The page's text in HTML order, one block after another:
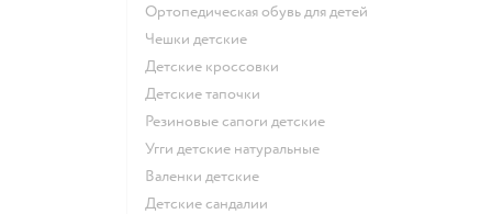
Ортопедическая обувь для детей
Чешки детские
Детские кроссовки
Детские тапочки
Резиновые сапоги детские
Угги детские натуральные
Валенки детские
Детские сандалии